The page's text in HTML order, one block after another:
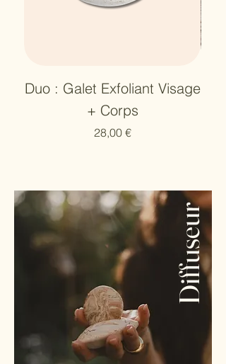
Duo : Galet Exfoliant Visage
+ Corps
Prix
28,00 €
Diffuseur